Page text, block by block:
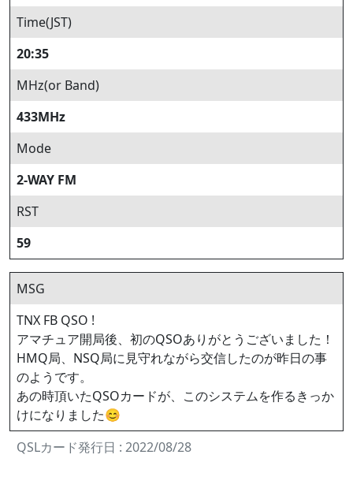
Time(JST)
20:35
MHz(or Band)
433MHz
Mode
2-WAY FM
RST
59
MSG
TNX FB QSO !
アマチュア開局後、初のQSOありがとうございました！
HMQ局、NSQ局に見守れながら交信したのが昨日の事
のようです。
あの時頂いたQSOカードが、このシステムを作るきっか
けになりました😊
QSLカード発行日 : 2022/08/28